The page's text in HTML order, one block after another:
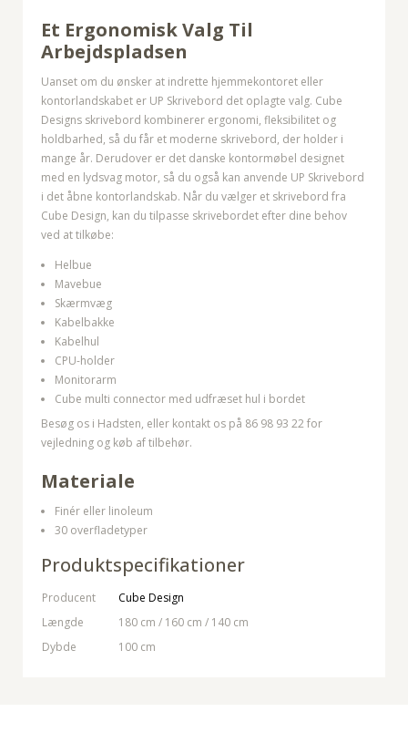
Et Ergonomisk Valg Til
Arbejdspladsen
Uanset om du ønsker at indrette hjemmekontoret eller
kontorlandskabet er UP Skrivebord det oplagte valg. Cube
Designs skrivebord kombinerer ergonomi, fleksibilitet og
holdbarhed, så du får et moderne skrivebord, der holder i
mange år. Derudover er det danske kontormøbel designet
med en lydsvag motor, så du også kan anvende UP Skrivebord
i det åbne kontorlandskab. Når du vælger et skrivebord fra
Cube Design, kan du tilpasse skrivebordet efter dine behov
ved at tilkøbe:
Helbue
Mavebue
Skærmvæg
Kabelbakke
Kabelhul
CPU-holder
Monitorarm
Cube multi connector med udfræset hul i bordet
Besøg os i Hadsten, eller kontakt os på 86 98 93 22 for
vejledning og køb af tilbehør.
Materiale
Finér eller linoleum
30 overfladetyper
Produktspecifikationer
Producent
Cube Design
Længde
180 cm / 160 cm / 140 cm
Dybde
100 cm